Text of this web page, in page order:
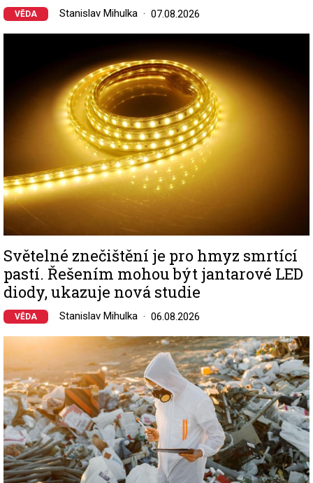
VĚDA Stanislav Mihulka 07.08.2026
Světelné znečištění je pro hmyz smrtící
pastí. Řešením mohou být jantarové LED
diody, ukazuje nová studie
VĚDA Stanislav Mihulka 06.08.2026
Image